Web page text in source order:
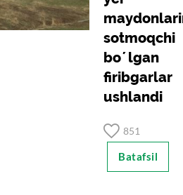
sotmoqchi
boʼlgan
firibgarlar
ushlandi
851
Batafsil